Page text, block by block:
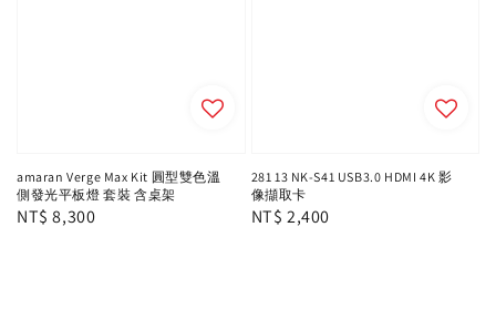
amaran Verge Max Kit 圓型雙色溫
側發光平板燈 套裝 含桌架
Regular
NT$ 8,300
281 13 NK-S41 USB3.0 HDMI 4K 影
像擷取卡
Regular
NT$ 2,400